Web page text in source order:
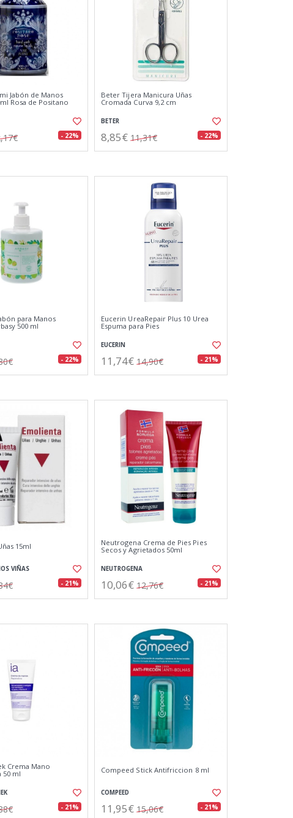
Jabón de Manos
Rosa de Positano
- 22%
Beter Tijera Manicura Uñas
Cromada Curva 9,2 cm
BETER
8,85€ 11,31€ - 22%
para Manos
500 ml
- 22%
Eucerin UreaRepair Plus 10 Urea
Espuma para Pies
EUCERIN
11,74€ 14,90€ - 21%
15ml
VIÑAS
- 21%
Neutrogena Crema de Pies Pies
Secos y Agrietados 50ml
NEUTROGENA
10,06€ 12,76€ - 21%
Crema Mano
50 ml
- 21%
Compeed Stick Antifriccion 8 ml
COMPEED
11,95€ 15,06€ - 21%